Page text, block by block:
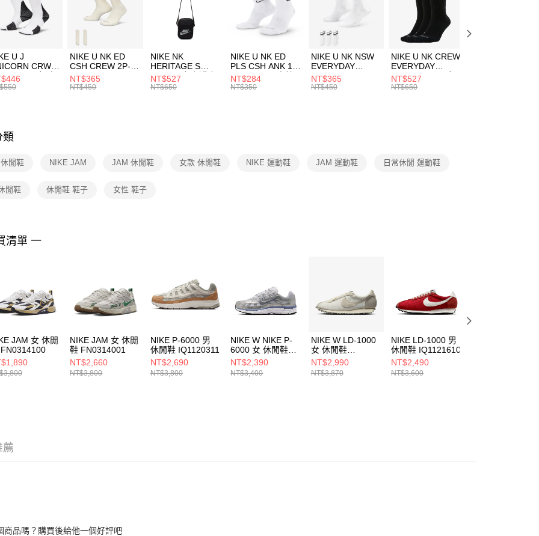
【「AFTEE先享後付」結帳流程】
１．於結帳方式選擇「AFTEE先享後付」後，將跳轉至「AFTEE先享後
付」結帳頁面，進行簡訊認證並確認金額後，即可完成結帳。
２．訂單成立數日內，您將收到繳費通知簡訊。
３．收到繳費通知簡訊後14天內，點擊此簡訊中的連結，可透過四大超商
／ATM／網路銀行／等多元方式進行付款，方視為交易完成。
※ 請注意：結帳手續完成當下不需立刻繳費，但若您需要取消訂單，請聯
絡購買商品的店家。未經商家同意取消之訂單仍視為有效，需透過AFTEE
先享後付繳納相關費用。
１．透過由恩沛科技股份有限公司提供之「AFTEE先享後付」服務完成之
交易，需依本服務之必要範圍內提供個人資料，並將交易相關給付款項請
形，恩沛科技股份有限公司將有權停止該用戶之使用額度並採取法律行
每筆NT$100，滿NT$1,500(含以上)免運費
付款後門市自取
每筆NT$100，滿NT$1,500(含以上)免運費
U J
CRW
-160 男女 中
FZ3393100
NIKE U NK ED
CSH CREW 2P-
144 EMBRDY 男
女 短統襪
NT$365
NT$450
NIKE NK
HERITAGE S
SMIT 男女 側背包
BA5871010
NT$527
NT$650
NIKE U NK ED
PLS CSH ANK 1P
144 DBL 男 中統
襪 DH4058104
NT$284
NT$350
NIKE U NK NSW
EVERYDAY
ESSENTIAL CR
男女 短統襪
NT$365
NT$450
NIKE U NK CREW
EVERYDAY
BBALL 3PR 男女
長統襪
NT$527
NT$650
類
閒鞋 NIKE JAM JAM 休閒鞋 女款 休閒鞋 NIKE 運動鞋 JAM 運動鞋 日常休閒 運動鞋
閒鞋 休閒鞋 鞋子 女性 鞋子
清單 一
JAM 女 休閒
NIKE JAM 女 休閒
鞋 FN0314001
NT$2,660
NT$3,800
NIKE P-6000 男
休閒鞋 IQ1120311
NT$2,690
NT$3,800
NIKE W NIKE P-
6000 女 休閒鞋
BV1021014
NT$2,390
NT$3,400
NIKE W LD-1000
女 休閒鞋
IH7345001
NT$2,990
NT$3,870
NIKE LD-1000 男
休閒鞋 IQ1121610
NT$2,490
NT$3,600
薦
商品嗎？購買後給他一個好評吧